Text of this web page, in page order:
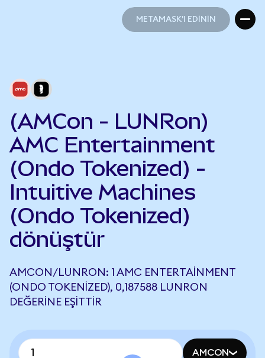
METAMASK'I EDİNİN
(AMCon - LUNRon)
AMC Entertainment
(Ondo Tokenized) -
Intuitive Machines
(Ondo Tokenized)
dönüştür
AMCON/LUNRON: 1 AMC ENTERTAINMENT
(ONDO TOKENIZED), 0,187588 LUNRON
DEĞERINE EŞITTIR
AMCON